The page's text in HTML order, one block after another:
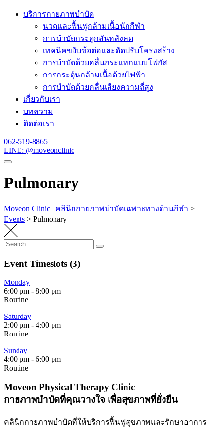
Skip
บริการกายภาพบำบัด
นวดและฟื้นฟูกล้ามเนื้อนักกีฬา
การบำบัดกระดูกสันหลังคด
เทคนิคขยับข้อต่อและดัดปรับโครงสร้าง
การบำบัดด้วยคลื่นกระแทกแบบโฟกัส
การกระตุ้นกล้ามเนื้อด้วยไฟฟ้า
การบำบัดด้วยคลื่นเสียงความถี่สูง
เกี่ยวกับเรา
บทความ
ติดต่อเรา
062-519-8865
LINE: @moveonclinic
Pulmonary
Moveon Clinic | คลินิกกายภาพบำบัดเฉพาะทางด้านกีฬา >
Events > Pulmonary
Search
for:
Search
Event Timeslots (3)
Monday
6:00 pm - 8:00 pm
Routine
Saturday
2:00 pm - 4:00 pm
Routine
Sunday
4:00 pm - 6:00 pm
Routine
Moveon Physical Therapy Clinic
กายภาพบำบัดที่คุณวางใจ เพื่อสุขภาพที่ยั่งยืน
คลินิกกายภาพบำบัดที่ให้บริการฟื้นฟูสุขภาพและรักษาอาการ